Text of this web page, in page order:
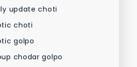
update choti
choti
golpo
chodar golpo